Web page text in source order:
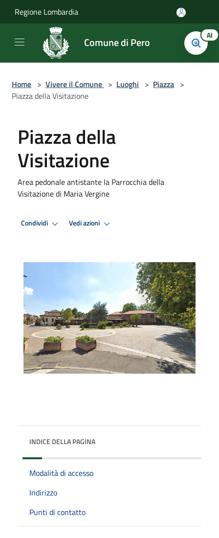
Regione Lombardia
Comune di Pero AI
Home > Vivere il Comune > Luoghi > Piazza >
Piazza della Visitazione
Piazza della
Visitazione
Area pedonale antistante la Parrocchia della
Visitazione di Maria Vergine
Condividi Vedi azioni
INDICE DELLA PAGINA
Modalità di accesso
Indirizzo
Punti di contatto